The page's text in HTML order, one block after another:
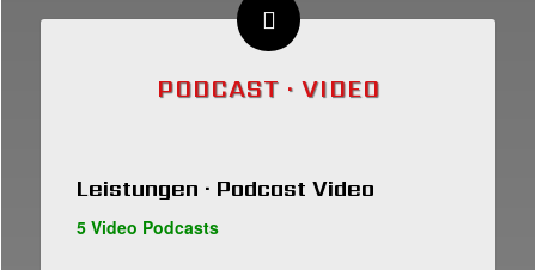
PODCAST · VIDEO
Leistungen · Podcast Video
5 Video Podcasts